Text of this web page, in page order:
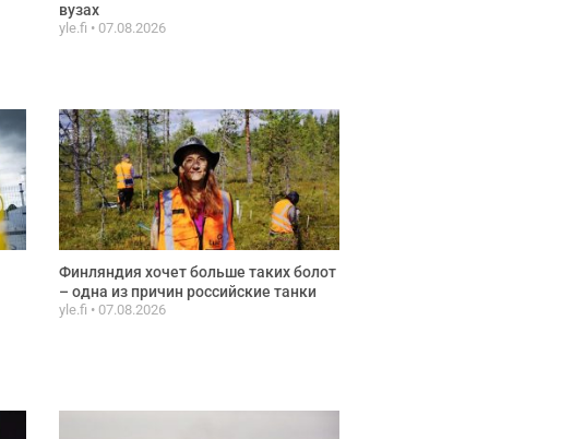
вузах
yle.fi 07.08.2026
Финляндия хочет больше таких болот
– одна из причин российские танки
yle.fi 07.08.2026